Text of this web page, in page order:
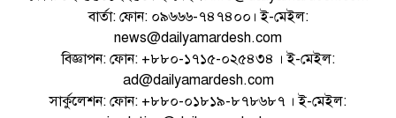
বার্তা: ফোন: ০৯৬৬৬-৭৪৭৪০০। ই-মেইল:
news@dailyamardesh.com
বিজ্ঞাপন: ফোন: +৮৮০-১৭১৫-০২৫৪৩৪ । ই-মেইল:
ad@dailyamardesh.com
সার্কুলেশন: ফোন: +৮৮০-০১৮১৯-৮৭৮৬৮৭ । ই-মেইল: